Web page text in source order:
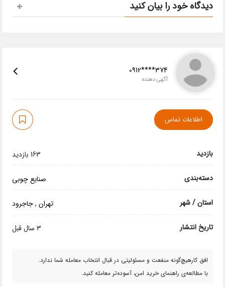
دیدگاه خود را بیان کنید
0912****374
آگهی دهنده
اطلاعات تماس
بازدید 163 بازدید
دسته‌بندی صنایع چوبی
استان / شهر تهران,جاجرود
تاریخ انتشار 3 سال قبل
افق کارهیچ‌گونه منفعت و مسئولیتی در قبال انتخاب معامله شما ندارد.
با مطالعه‌ی راهنمای خرید امن، آسوده‌تر معامله کنید.